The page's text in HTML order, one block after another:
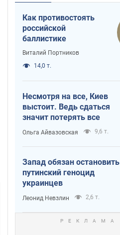
Как противостоять
российской
баллистике
Виталий Портников
14,0 т.
Несмотря на все, Киев
выстоит. Ведь сдаться
значит потерять все
Ольга Айвазовская 9,6 т.
Запад обязан остановить
путинский геноцид
украинцев
Леонид Невзлин 2,6 т.